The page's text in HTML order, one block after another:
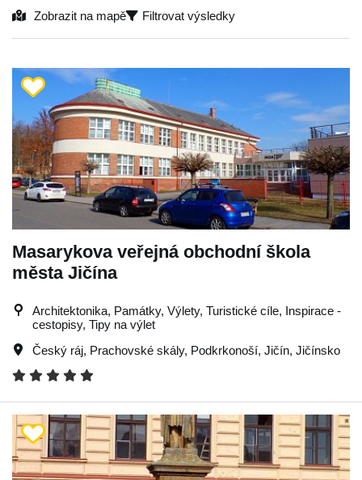
Zobrazit na mapě Filtrovat výsledky
Masarykova veřejná obchodní škola
města Jičína
Architektonika, Památky, Výlety, Turistické cíle, Inspirace -
cestopisy, Tipy na výlet
Český ráj, Prachovské skály, Podkrkonoší, Jičín, Jičínsko